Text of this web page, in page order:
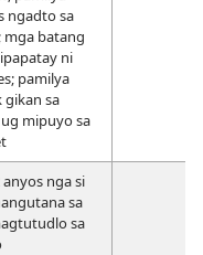
ngadto sa
mga batang
ni
pamilya
gikan sa
mipuyo sa
anyos nga si
sa
sa